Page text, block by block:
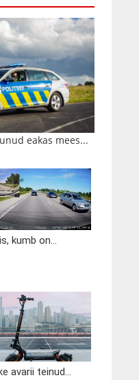
eakas mees...
kumb on...
avarii teinud...